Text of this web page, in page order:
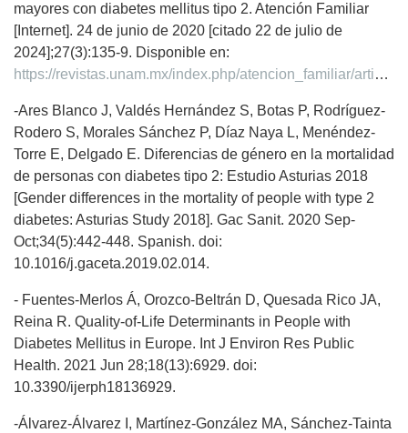
mayores con diabetes mellitus tipo 2. Atención Familiar
[Internet]. 24 de junio de 2020 [citado 22 de julio de
2024];27(3):135-9. Disponible en:
https://revistas.unam.mx/index.php/atencion_familiar/article/view/75895
-Ares Blanco J, Valdés Hernández S, Botas P, Rodríguez-
Rodero S, Morales Sánchez P, Díaz Naya L, Menéndez-
Torre E, Delgado E. Diferencias de género en la mortalidad
de personas con diabetes tipo 2: Estudio Asturias 2018
[Gender differences in the mortality of people with type 2
diabetes: Asturias Study 2018]. Gac Sanit. 2020 Sep-
Oct;34(5):442-448. Spanish. doi:
10.1016/j.gaceta.2019.02.014.
- Fuentes-Merlos Á, Orozco-Beltrán D, Quesada Rico JA,
Reina R. Quality-of-Life Determinants in People with
Diabetes Mellitus in Europe. Int J Environ Res Public
Health. 2021 Jun 28;18(13):6929. doi:
10.3390/ijerph18136929.
-Álvarez-Álvarez I, Martínez-González MA, Sánchez-Tainta